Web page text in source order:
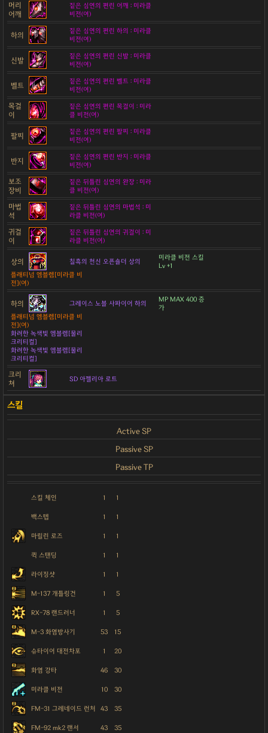
머리
어깨
짙은 심연의 편린 어깨 : 미라클
비전(여)
하의
짙은 심연의 편린 하의 : 미라클
비전(여)
신발
짙은 심연의 편린 신발 : 미라클
비전(여)
벨트
짙은 심연의 편린 벨트 : 미라클
비전(여)
목걸
이
짙은 심연의 편린 목걸이 : 미라
클 비전(여)
팔찌
짙은 심연의 편린 팔찌 : 미라클
비전(여)
반지
짙은 심연의 편린 반지 : 미라클
비전(여)
보조
장비
짙은 뒤틀린 심연의 완장 : 미라
클 비전(여)
마법
석
짙은 뒤틀린 심연의 마법석 : 미
라클 비전(여)
귀걸
이
짙은 뒤틀린 심연의 귀걸이 : 미
라클 비전(여)
상의 칠흑의 천신 오픈숄더 상의
미라클 비전 스킬
Lv +1
플래티넘 엠블렘[미라클 비
전](여)
하의 그레이스 노블 사파이어 하의
MP MAX 400 증
가
플래티넘 엠블렘[미라클 비
전](여)
화려한 녹색빛 엠블렘[물리
크리티컬]
화려한 녹색빛 엠블렘[물리
크리티컬]
크리
쳐
SD 아젤리아 로트
Active SP
Passive SP
Passive TP
스킬 체인 1 1
백스텝 1 1
마릴린 로즈 1 1
퀵 스탠딩 1 1
라이징샷 1 1
M-137 개틀링건 1 5
RX-78 랜드러너 1 5
M-3 화염방사기 53 15
슈타이어 대전차포 1 20
화염 강타 46 30
미라클 비전 10 30
FM-31 그레네이드 런처 43 35
FM-92 mk2 랜서 43 35